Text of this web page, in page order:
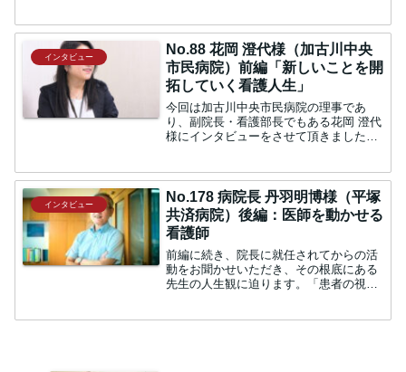
社の執行役員である寺嶋一樹様に、2019
年６月から本格稼働を始...
インタビュー
No.88 花岡 澄代様（加古川中央
市民病院）前編「新しいことを開
拓していく看護人生」
今回は加古川中央市民病院の理事であ
り、副院長・看護部長でもある花岡 澄代
様にインタビューをさせて頂きました。
るべ看護師になろうと思った理由はどの
ようなものでしょうか。花...
インタビュー
No.178 病院長 丹羽明博様（平塚
共済病院）後編：医師を動かせる
看護師
前編に続き、院長に就任されてからの活
動をお聞かせいただき、その根底にある
先生の人生観に迫ります。「患者の視点